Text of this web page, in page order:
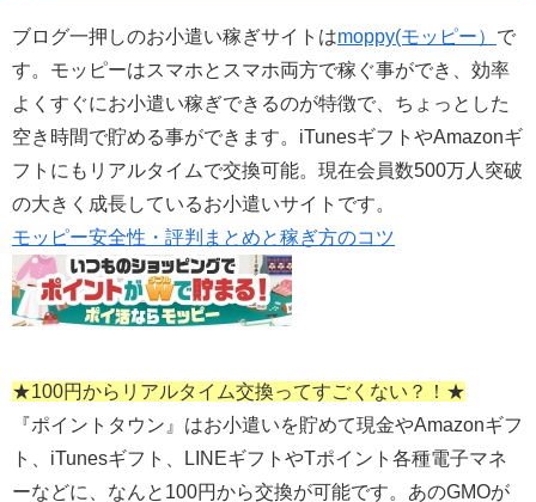
ブログ一押しのお小遣い稼ぎサイトはmoppy(モッピー） で
す。モッピーはスマホとスマホ両方で稼ぐ事ができ、効率
よくすぐにお小遣い稼ぎできるのが特徴で、ちょっとした
空き時間で貯める事ができます。iTunesギフトやAmazonギ
フトにもリアルタイムで交換可能。現在会員数500万人突破
の大きく成長しているお小遣いサイトです。
モッピー安全性・評判まとめと稼ぎ方のコツ
★100円からリアルタイム交換ってすごくない？！★
『ポイントタウン』はお小遣いを貯めて現金やAmazonギフ
ト、iTunesギフト、LINEギフトやTポイント各種電子マネ
ーなどに、なんと100円から交換が可能です。あのGMOが